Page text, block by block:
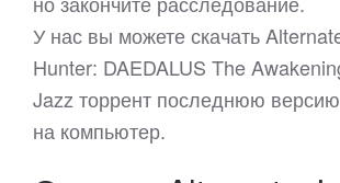
У нас вы можете скачать
Hunter: DAEDALUS The
Jazz торрент последнюю
на компьютер.